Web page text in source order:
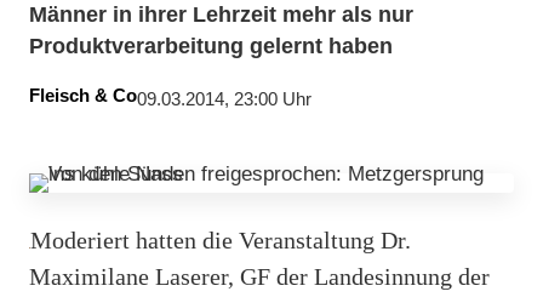
Männer in ihrer Lehrzeit mehr als nur
Produktverarbeitung gelernt haben
Fleisch & Co09.03.2014, 23:00 Uhr
Moderiert hatten die Veranstaltung Dr.
Maximilane Laserer, GF der Landesinnung der